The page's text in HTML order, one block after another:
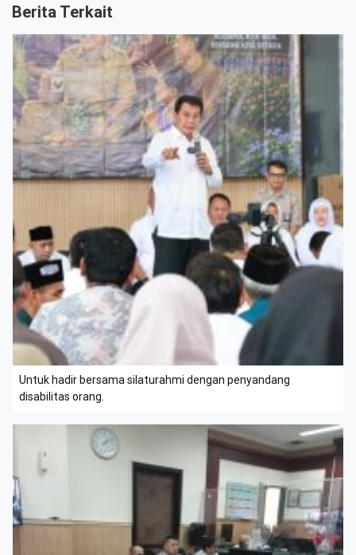
Berita Terkait
Untuk hadir bersama silaturahmi dengan penyandang
disabilitas orang.